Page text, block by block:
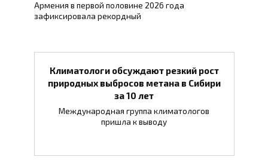
Армения в первой половине 2026 года
зафиксировала рекордный
Климатологи обсуждают резкий рост
природных выбросов метана в Сибири
за 10 лет
Международная группа климатологов
пришла к выводу